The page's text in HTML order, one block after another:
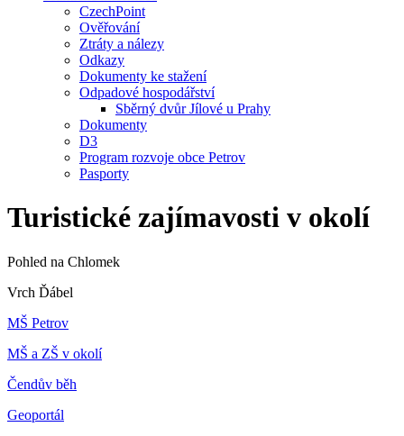
CzechPoint
Ověřování
Ztráty a nálezy
Odkazy
Dokumenty ke stažení
Odpadové hospodářství
Sběrný dvůr Jílové u Prahy
Dokumenty
D3
Program rozvoje obce Petrov
Pasporty
Turistické zajímavosti v okolí
Pohled na Chlomek
Vrch Ďábel
MŠ Petrov
MŠ a ZŠ v okolí
Čendův běh
Geoportál